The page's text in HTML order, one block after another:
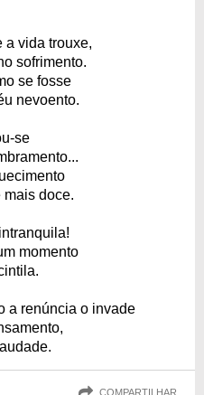
a vida trouxe,
sofrimento.
se fosse
nevoento.
se
mais doce.
momento
a renúncia o invade
COMPARTILHAR